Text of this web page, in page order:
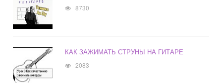
8730
КАК ЗАЖИМАТЬ СТРУНЫ НА ГИТАРЕ
2083